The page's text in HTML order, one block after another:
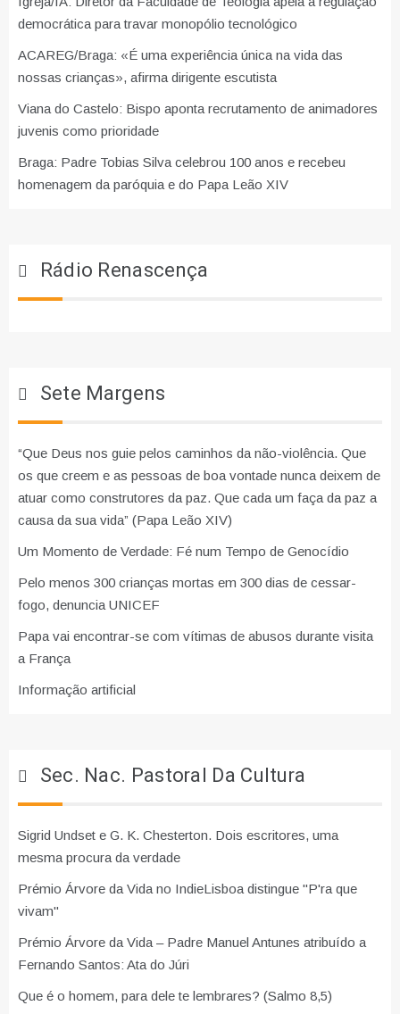
democrática para travar monopólio tecnológico
ACAREG/Braga: «É uma experiência única na vida das
nossas crianças», afirma dirigente escutista
Viana do Castelo: Bispo aponta recrutamento de animadores
juvenis como prioridade
Braga: Padre Tobias Silva celebrou 100 anos e recebeu
homenagem da paróquia e do Papa Leão XIV
Rádio Renascença
Sete Margens
“Que Deus nos guie pelos caminhos da não-violência. Que
os que creem e as pessoas de boa vontade nunca deixem de
atuar como construtores da paz. Que cada um faça da paz a
causa da sua vida” (Papa Leão XIV)
Um Momento de Verdade: Fé num Tempo de Genocídio
Pelo menos 300 crianças mortas em 300 dias de cessar-
fogo, denuncia UNICEF
Papa vai encontrar-se com vítimas de abusos durante visita
a França
Informação artificial
Sec. Nac. Pastoral Da Cultura
Sigrid Undset e G. K. Chesterton. Dois escritores, uma
mesma procura da verdade
Prémio Árvore da Vida no IndieLisboa distingue "P'ra que
vivam"
Prémio Árvore da Vida – Padre Manuel Antunes atribuído a
Fernando Santos: Ata do Júri
Que é o homem, para dele te lembrares? (Salmo 8,5)